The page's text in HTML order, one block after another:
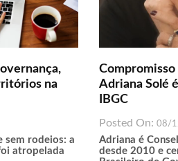
na
sem rodeios: a
atropelada
Compromisso
Adriana Solé
IBGC
Posted On:08/
Adriana é
desde 2010 e